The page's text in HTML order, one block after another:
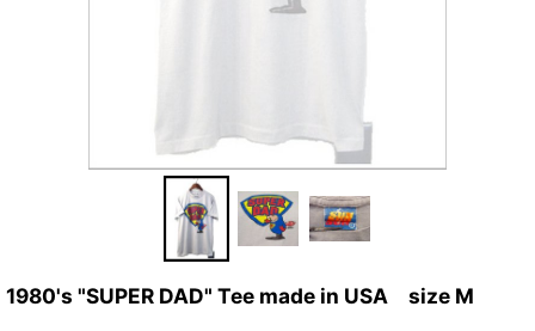
1980's "SUPER DAD" Tee made in USA size M